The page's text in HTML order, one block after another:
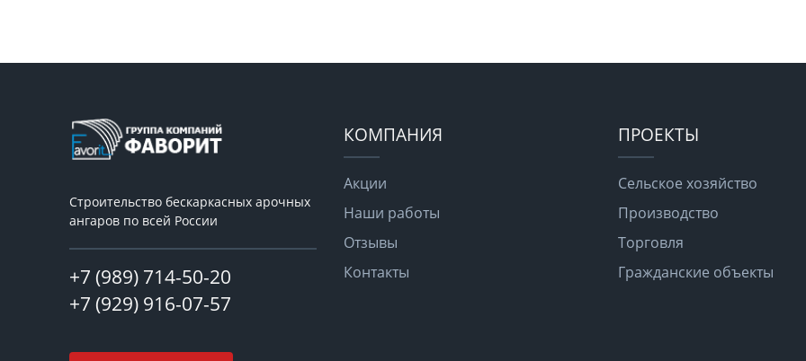
Строительство бескаркасных арочных
ангаров по всей России
+7 (989) 714-50-20
+7 (929) 916-07-57
КОМПАНИЯ
Акции
Наши работы
Отзывы
Контакты
ПРОЕКТЫ
Сельское хозяйство
Производство
Торговля
Гражданские объекты